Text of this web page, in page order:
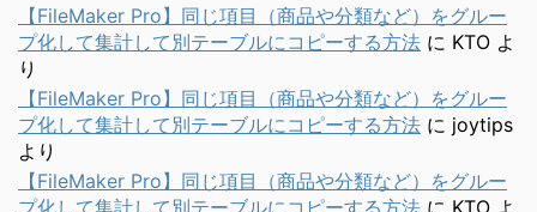
【FileMaker Pro】同じ項目（商品や分類など）をグルー
プ化して集計して別テーブルにコピーする方法 に KTO よ
り
【FileMaker Pro】同じ項目（商品や分類など）をグルー
プ化して集計して別テーブルにコピーする方法 に joytips
より
【FileMaker Pro】同じ項目（商品や分類など）をグルー
プ化して集計して別テーブルにコピーする方法 に KTO よ